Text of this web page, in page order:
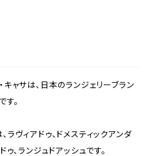
キャサは、日本のランジェリーブラン
す。
ラヴィアドゥ、ドメスティックアンダ
ゥ、ランジュドアッシュです。